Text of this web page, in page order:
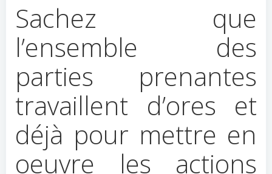
Sachez que
l’ensemble des
parties prenantes
travaillent d’ores et
déjà pour mettre en
oeuvre les actions